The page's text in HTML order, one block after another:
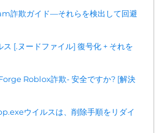
詐欺ガイド—それらを検出して回避
ス [.ヌードファイル] 復号化 + それを
Roblox詐欺- 安全ですか? [解決
ウイルスは、削除手順をリダイ